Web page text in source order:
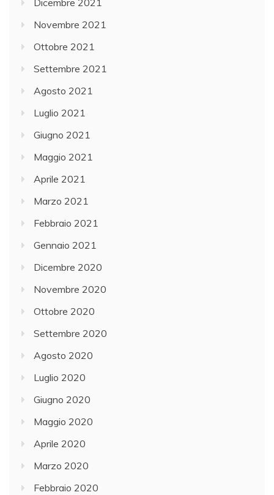
Dicembre 2021
Novembre 2021
Ottobre 2021
Settembre 2021
Agosto 2021
Luglio 2021
Giugno 2021
Maggio 2021
Aprile 2021
Marzo 2021
Febbraio 2021
Gennaio 2021
Dicembre 2020
Novembre 2020
Ottobre 2020
Settembre 2020
Agosto 2020
Luglio 2020
Giugno 2020
Maggio 2020
Aprile 2020
Marzo 2020
Febbraio 2020